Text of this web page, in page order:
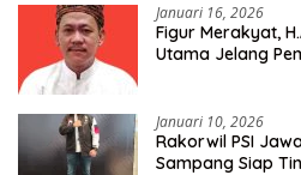
Januari 16, 2026
Figur Merakyat,
Utama Jelang
Januari 10, 2026
Rakorwil PSI
Sampang Siap